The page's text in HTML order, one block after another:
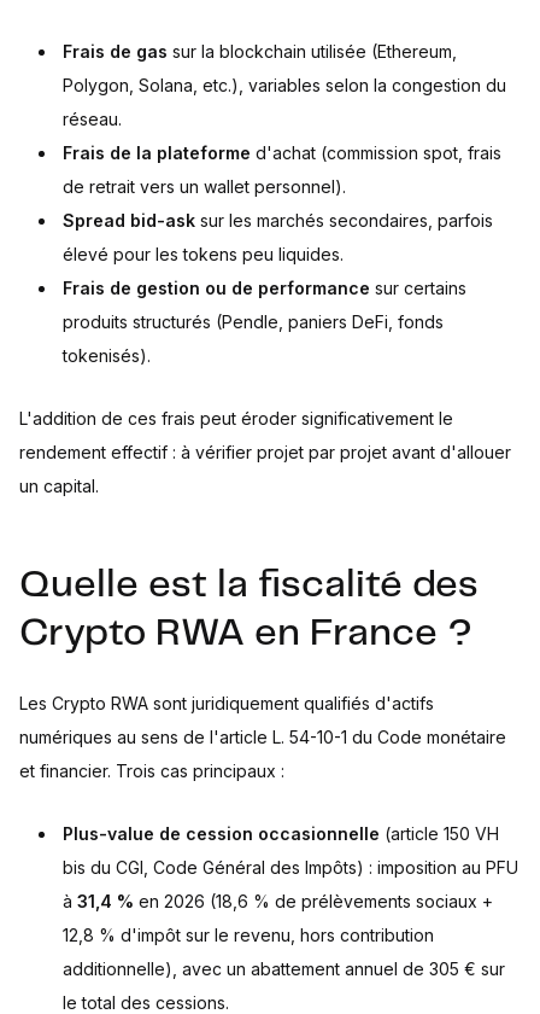
Frais de gas sur la blockchain utilisée (Ethereum,
Polygon, Solana, etc.), variables selon la congestion du
réseau.
Frais de la plateforme d'achat (commission spot, frais
de retrait vers un wallet personnel).
Spread bid-ask sur les marchés secondaires, parfois
élevé pour les tokens peu liquides.
Frais de gestion ou de performance sur certains
produits structurés (Pendle, paniers DeFi, fonds
tokenisés).
L'addition de ces frais peut éroder significativement le
rendement effectif : à vérifier projet par projet avant d'allouer
un capital.
Quelle est la fiscalité des
Crypto RWA en France ?
Les Crypto RWA sont juridiquement qualifiés d'actifs
numériques au sens de l'article L. 54-10-1 du Code monétaire
et financier. Trois cas principaux :
Plus-value de cession occasionnelle (article 150 VH
bis du CGI, Code Général des Impôts) : imposition au PFU
à 31,4 % en 2026 (18,6 % de prélèvements sociaux +
12,8 % d'impôt sur le revenu, hors contribution
additionnelle), avec un abattement annuel de 305 € sur
le total des cessions.